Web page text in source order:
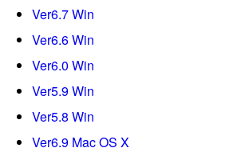
Ver6.7 Win
Ver6.6 Win
Ver6.0 Win
Ver5.9 Win
Ver5.8 Win
Ver6.9 Mac OS X